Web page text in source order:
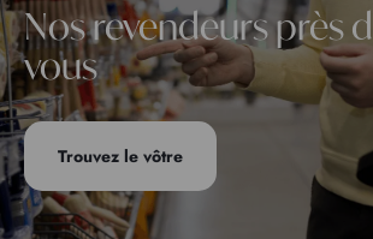
Nos revendeurs près
vous
Trouvez le vôtre